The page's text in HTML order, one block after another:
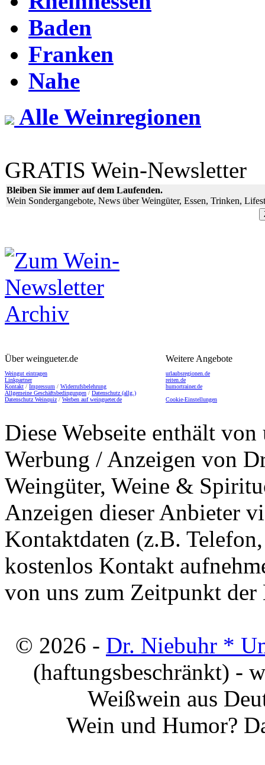
Baden
Franken
Nahe
Alle Weinregionen
GRATIS Wein-Newsletter
Bleiben Sie immer auf dem Laufenden.
Wein Sondergangebote, News über Weingüter, Essen, Trinken,
Über weingueter.de
Weingut eintragen
Linkpartner
Kontakt / Impressum / Widerrufsbelehrung
Allgemeine Geschäftsbedingungen / Datenschutz (allg.)
Datenschutz Weinquiz / Werben auf weingueter.de
Weitere Angebote
urlaubsregionen.de
reiten.de
humortrainer.de
Cookie-Einstellungen
Diese Webseite enthält
Werbung / Anzeigen von
Weingüter, Weine &
Anzeigen dieser Anbieter
Kontaktdaten (z.B.
kostenlos Kontakt
von uns zum Zeitpunkt
© 2026 - Dr. Niebuhr *
(haftungsbeschränkt) -
Weißwein aus
Wein und Humor?